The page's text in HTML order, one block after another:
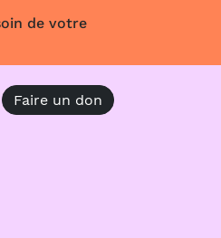
de votre
Faire un don